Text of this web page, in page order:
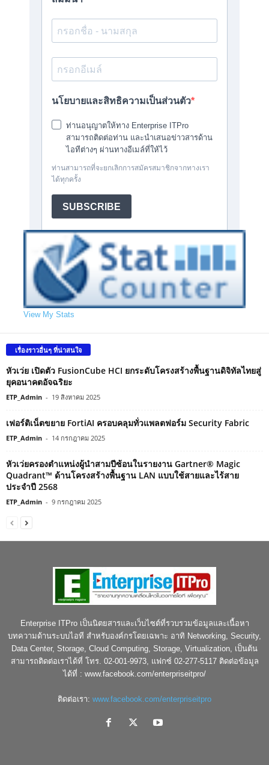
View My Stats
เรื่องราวอื่นๆ ที่น่าสนใจ
หัวเว่ย เปิดตัว FusionCube HCI ยกระดับโครงสร้างพื้นฐานดิจิทัลไทยสู่
ยุคอนาคตอัจฉริยะ
ETP_Admin - 19 สิงหาคม 2025
เฟอร์ติเน็ตขยาย FortiAI ครอบคลุมทั่วแพลตฟอร์ม Security Fabric
ETP_Admin - 14 กรกฎาคม 2025
หัวเว่ยครองตำแหน่งผู้นำสามปีซ้อนในรายงาน Gartner® Magic
Quadrant™ ด้านโครงสร้างพื้นฐาน LAN แบบใช้สายและไร้สาย
ประจำปี 2568
ETP_Admin - 9 กรกฎาคม 2025
Enterprise ITPro เป็นนิตยสารและเว็บไซต์ที่รวบรวมข้อมูลและเนื้อหา
บทความด้านระบบไอที สำหรับองค์กรโดยเฉพาะ อาทิ Networking, Security,
Data Center, Storage, Cloud Computing, Storage, Virtualization, เป็นต้น
สามารถติดต่อเราได้ที่ โทร. 02-001-9973, แฟกซ์ 02-277-5117 ติดต่อข้อมูล
ได้ที่ : www.facebook.com/enterpriseitpro/
ติดต่อเรา: www.facebook.com/enterpriseitpro